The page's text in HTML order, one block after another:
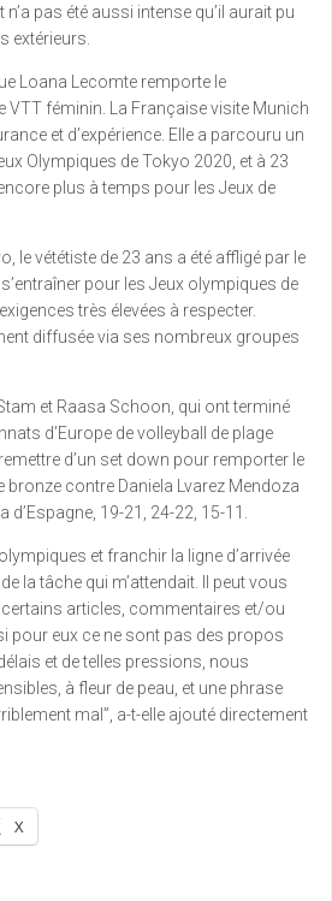
pas été aussi intense qu’il aurait pu
extérieurs.
Loana Lecomte remporte le
VTT féminin. La Française visite Munich
et d’expérience. Elle a parcouru un
Olympiques de Tokyo 2020, et à 23
plus à temps pour les Jeux de
le vététiste de 23 ans a été affligé par le
pour les Jeux olympiques de
très élevées à respecter.
diffusée via ses nombreux groupes
et Raasa Schoon, qui ont terminé
d’Europe de volleyball de plage
d’un set down pour remporter le
bronze contre Daniela Lvarez Mendoza
19-21, 24-22, 15-11.
et franchir la ligne d’arrivée
la tâche qui m’attendait. Il peut vous
certains articles, commentaires et/ou
pour eux ce ne sont pas des propos
et de telles pressions, nous
à fleur de peau, et une phrase
mal”, a-t-elle ajouté directement
X